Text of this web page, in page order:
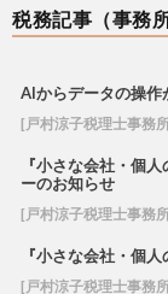
税務記事（事務
AIからデータの操
[戸村涼子税理士事務
『小さな会社・個
ーのお知らせ
[戸村涼子税理士事務
『小さな会社・個
[戸村涼子税理士事務